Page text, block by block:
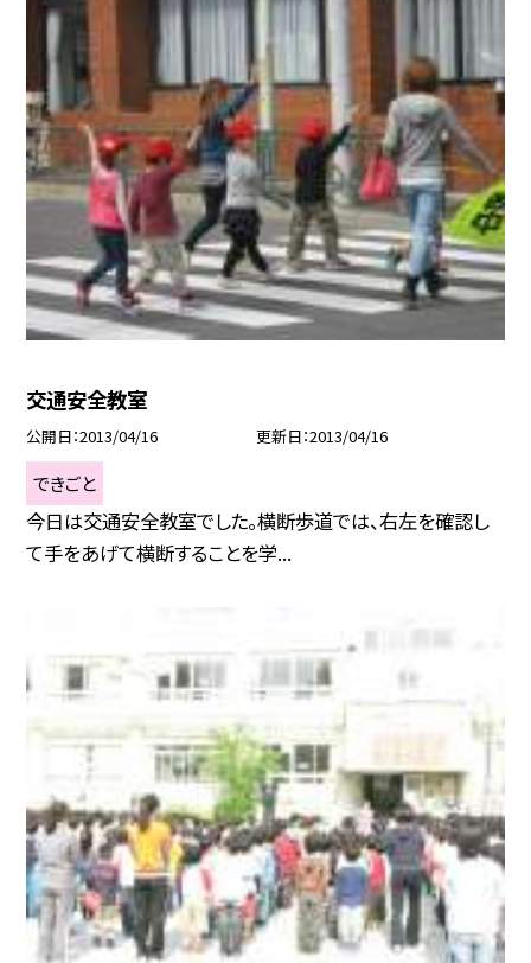
交通安全教室
公開日 2013/04/16 更新日 2013/04/16
できごと
今日は交通安全教室でした。横断歩道では、右左を確認し
て手をあげて横断することを学...